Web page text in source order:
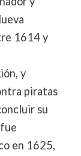
1614 y
y
piratas
su
en 1625,